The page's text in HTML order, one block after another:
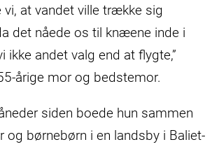
vi, at vandet ville trække sig
det nåede os til knæene inde i
ikke andet valg end at flygte,”
årige mor og bedstemor.
siden boede hun sammen
og børnebørn i en landsby i Baliet-